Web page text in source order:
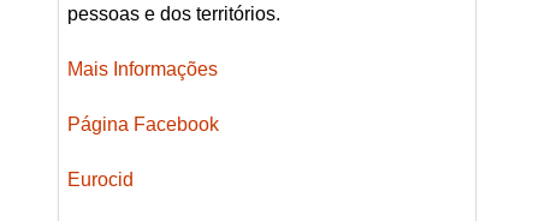
pessoas e dos territórios.
Mais Informações
Página Facebook
Eurocid